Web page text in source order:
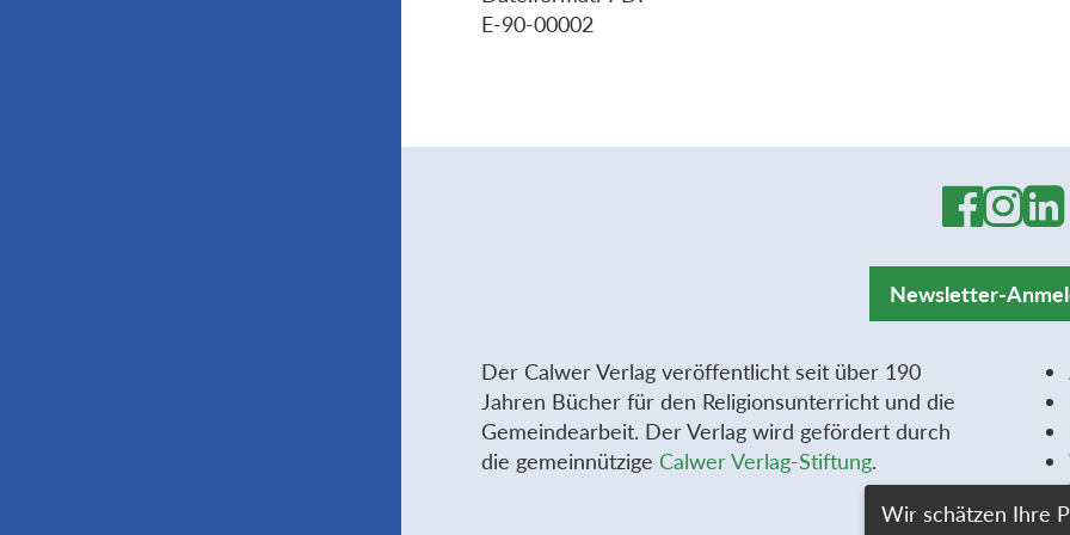
E-90-00002
Newsletter-
Der Calwer Verlag veröffentlicht seit über 190
Jahren Bücher für den Religionsunterricht und die
Gemeindearbeit. Der Verlag wird gefördert durch
die gemeinnützige Calwer Verlag-Stiftung.
Wir schätzen Ihre